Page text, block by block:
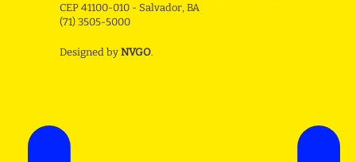
CEP 41100-010 - Salvador, BA
(71) 3505-5000
Designed by NVGO.